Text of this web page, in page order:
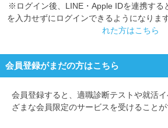
※ログイン後、LINE・Apple IDを連携する
を入力せずにログインできるようになりま
れた方はこちら
会員登録がまだの方はこちら
会員登録すると、 適職診断テストや就活
ざまな会員限定のサービスを受けることが